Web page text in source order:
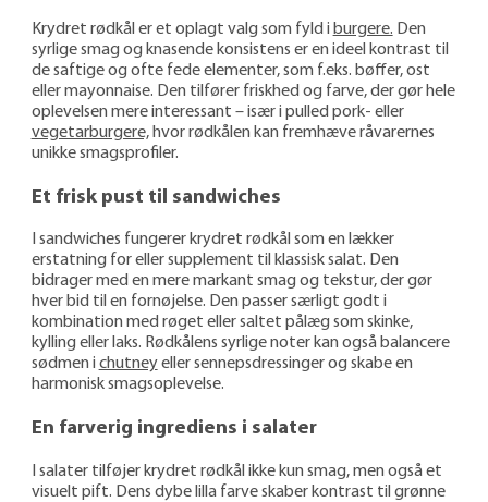
Krydret rødkål er et oplagt valg som fyld i burgere. Den
syrlige smag og knasende konsistens er en ideel kontrast til
de saftige og ofte fede elementer, som f.eks. bøffer, ost
eller mayon­naise. Den tilfører friskhed og farve, der gør hele
oplevelsen mere interes­sant – især i pulled pork- eller
vegetar­burgere,hvor rødkålen kan fremhæve råvarernes
unikke smagsprofiler.
Et frisk pust til sandwiches
I sandwiches fungerer krydret rødkål som en lækker
erstatning for eller supplement til klassisk salat. Den
bidrager med en mere markant smag og tekstur, der gør
hver bid til en fornøjelse. Den passer særligt godt i
kombination med røget eller saltet pålæg som skinke,
kylling eller laks. Rødkålens syrlige noter kan også balancere
sødmen i chutneyeller senneps­dres­singer og skabe en
harmonisk smagsoplevelse.
En farverig ingrediens i salater
I salater tilføjer krydret rødkål ikke kun smag, men også et
visuelt pift. Dens dybe lilla farve skaber kontrast til grønne